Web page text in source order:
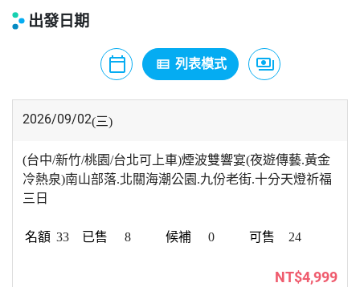
出發日期
calendar_today
月曆模式
view_list
列表模式 payments
價格模式
2026/09/02(三)
(台中/新竹/桃園/台北可上車)煙波雙響宴(夜遊傳藝.黃金
冷熱泉)南山部落.北關海潮公園.九份老街.十分天燈祈福
三日
33 8 0 24
NT$4,999